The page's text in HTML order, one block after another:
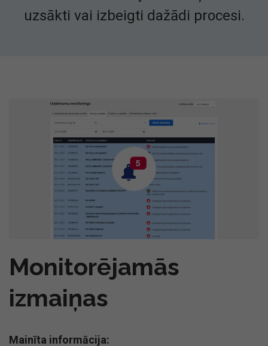
uzsākti vai izbeigti dažādi procesi.
Monitorējamās
izmaiņas
Mainīta informācija: